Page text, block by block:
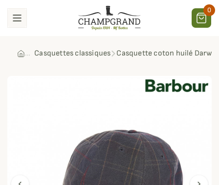
0
Casquettes classiques Casquette coton huilé